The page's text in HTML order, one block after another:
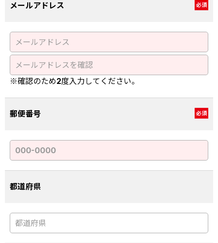
メールアドレス 必須
※確認のため2度入力してください。
郵便番号 必須
都道府県